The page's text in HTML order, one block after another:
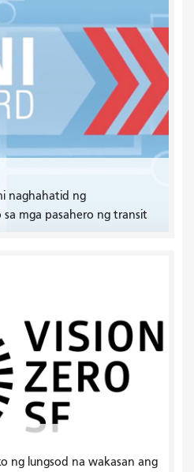
naghahatid ng
sa mga pasahero ng transit
ng lungsod na wakasan ang